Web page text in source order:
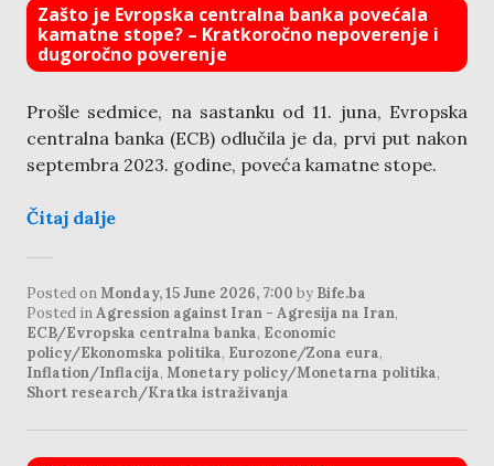
Zašto je Evropska centralna banka povećala
kamatne stope? – Kratkoročno nepoverenje i
dugoročno poverenje
Prošle sedmice, na sastanku od 11. juna, Evropska
centralna banka (ECB) odlučila je da, prvi put nakon
septembra 2023. godine, poveća kamatne stope.
Čitaj dalje
Posted on Monday, 15 June 2026, 7:00 by Bife.ba
Posted inAgression against Iran - Agresija na Iran,
ECB/Evropska centralna banka, Economic
policy/Ekonomska politika, Eurozone/Zona eura,
Inflation/Inflacija, Monetary policy/Monetarna politika,
Short research/Kratka istraživanja